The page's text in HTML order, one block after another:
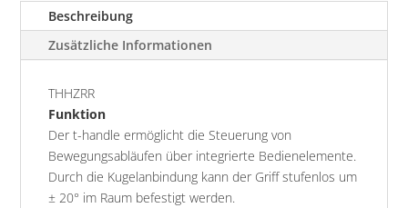
Beschreibung
Zusätzliche Informationen
THHZRR
Funktion
Der t-handle ermöglicht die Steuerung von
Bewegungsabläufen über integrierte Bedienelemente.
Durch die Kugelanbindung kann der Griff stufenlos um
± 20° im Raum befestigt werden.